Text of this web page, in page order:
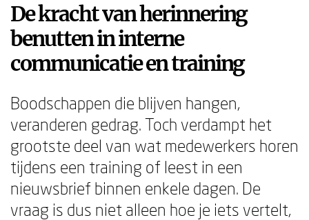
De kracht van herinnering
benutten in interne
communicatie en training
Boodschappen die blijven hangen,
veranderen gedrag. Toch verdampt het
grootste deel van wat medewerkers horen
tijdens een training of leest in een
nieuwsbrief binnen enkele dagen. De
vraag is dus niet alleen hoe je iets vertelt,